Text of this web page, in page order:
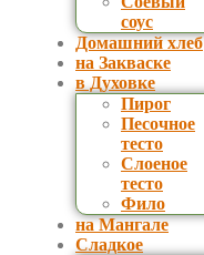
соус
Домашний хлеб
на Закваске
в Духовке
Пирог
Песочное
тесто
Слоеное
тесто
Фило
на Мангале
Сладкое